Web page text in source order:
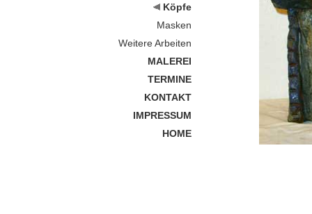
Köpfe
Masken
Weitere Arbeiten
MALEREI
TERMINE
KONTAKT
IMPRESSUM
HOME